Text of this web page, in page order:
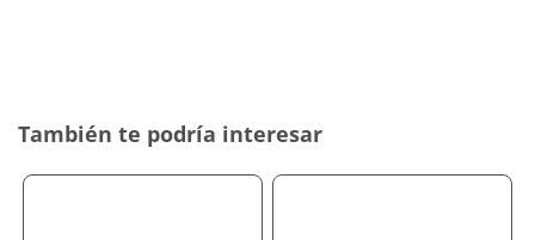
modernidad
Material de alta calidad que asegura resistencia y
Diseño práctico que combina con cualquier estilo
También te podría interesar